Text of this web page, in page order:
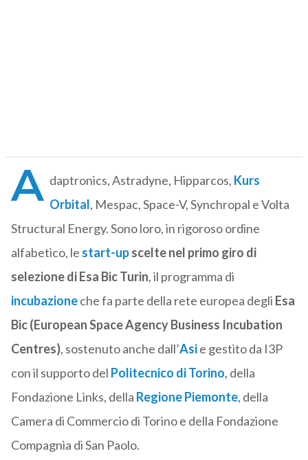
A daptronics, Astradyne, Hipparcos, Kurs
Orbital, Mespac, Space-V, Synchropal e Volta
Structural Energy. Sono loro, in rigoroso ordine
alfabetico, le start-upscelte nel primo giro di
selezione di Esa Bic Turin, il programma di
incubazioneche fa parte della rete europea degli Esa
Bic (European Space Agency Business Incubation
Centres), sostenuto anche dall’Asie gestito da I3P
con il supporto del Politecnico di Torino, della
Fondazione Links, della Regione Piemonte, della
Camera di Commercio di Torino e della Fondazione
Compagnia di San Paolo.